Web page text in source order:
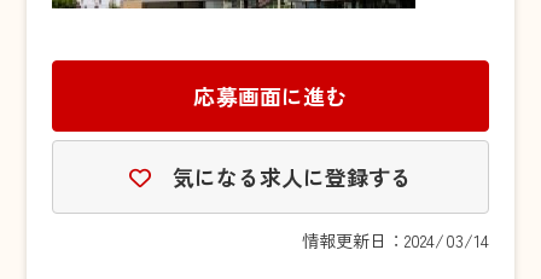
応募画面に進む
気になる求人に登録する
情報更新日：2024/03/14